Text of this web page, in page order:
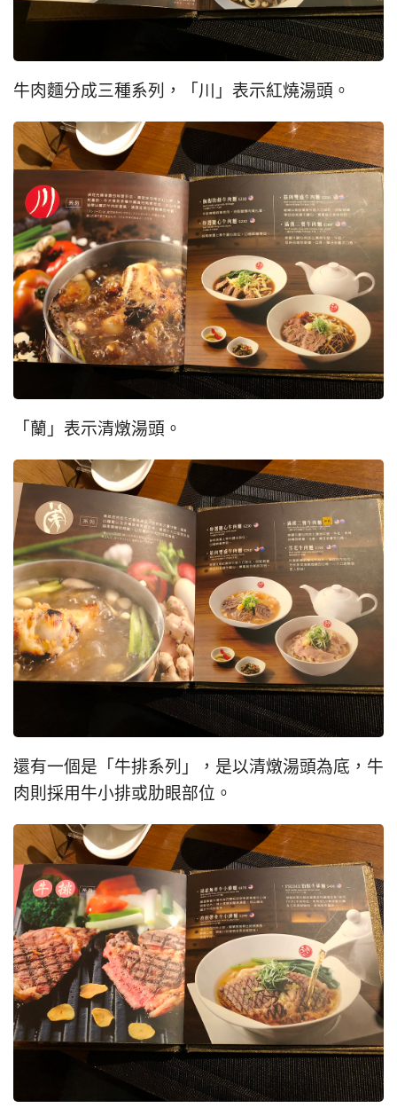
牛肉麵分成三種系列，「川」表示紅燒湯頭。
「蘭」表示清燉湯頭。
還有一個是「牛排系列」，是以清燉湯頭為底，牛
肉則採用牛小排或肋眼部位。